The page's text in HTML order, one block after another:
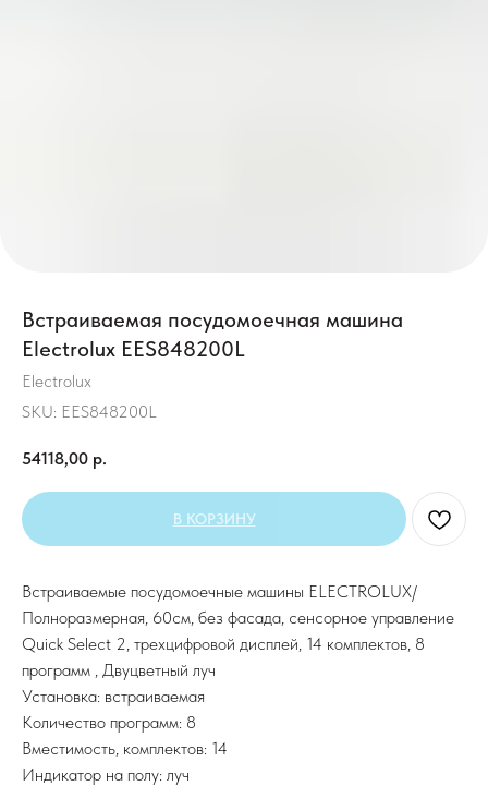
Встраиваемая посудомоечная машина
Electrolux EES848200L
Electrolux
SKU: EES848200L
54118,00 р.
В КОРЗИНУ
Встраиваемые посудомоечные машины ELECTROLUX/
Полноразмерная, 60см, без фасада, сенсорное управление
Quick Select 2, трехцифровой дисплей, 14 комплектов, 8
программ , Двуцветный луч
Установка: встраиваемая
Количество программ: 8
Вместимость, комплектов: 14
Индикатор на полу: луч